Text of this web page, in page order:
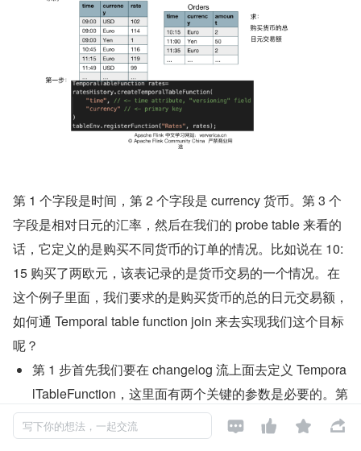
第 1 个字段是时间，第 2 个字段是 currency 货币。第 3 个
字段是相对日元的汇率，然后在我们的 probe table 来看的
话，它定义的是购买不同货币的订单的情况。比如说在 10:
15 购买了两欧元，该表记录的是货币交易的一个情况。在
这个例子里面，我们要求的是购买货币的总的日元交易额，
如何通 Temporal table function join 来去实现我们这个目标
呢？
第 1 步首先我们要在 changelog 流上面去定义 Tempora
lTableFunction，这里面有两个关键的参数是必要的。第
1 个参数就是能够帮我们去识别版本信息的一个 time att
ribute，第 2 个参数是需要去做关联的组件，这里的话
写下你的想法，一起交流    